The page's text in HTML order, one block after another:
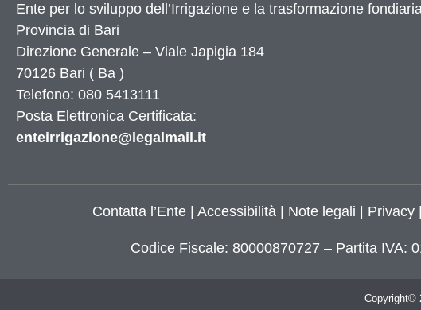
Numeri utili
Elenco siti tematici
Servizi di Egovernment attivi
Servizi di Egovernment attivi di futura attivazione
Accessibilità
Ente per lo sviluppo dell’Irrigazione e la trasformazione
Provincia di Bari
Direzione Generale – Viale Japigia 184
70126 Bari ( Ba )
Telefono: 080 5413111
Posta Elettronica Certificata:
enteirrigazione@legalmail.it
Contatta l’Ente| Accessibilità| Note legali Privacy|
Codice Fiscale: 80000870727 – Partita IVA:
Copyright©